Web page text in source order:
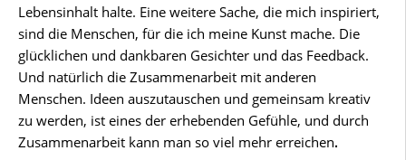
Lebensinhalt halte. Eine weitere Sache, die mich inspiriert,
sind die Menschen, für die ich meine Kunst mache. Die
glücklichen und dankbaren Gesichter und das Feedback.
Und natürlich die Zusammenarbeit mit anderen
Menschen. Ideen auszutauschen und gemeinsam kreativ
zu werden, ist eines der erhebenden Gefühle, und durch
Zusammenarbeit kann man so viel mehr erreichen.